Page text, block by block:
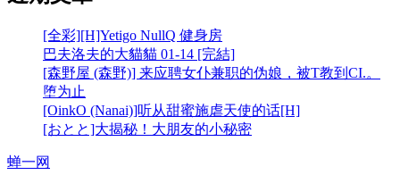
[全彩][H]Yetigo NullQ 健身房
巴夫洛夫的大貓貓 01-14 [完結]
[森野屋 (森野)] 来应聘女仆兼职的伪娘，被T教到CI.。
堕为止
[OinkO (Nanai)]听从甜蜜施虐天使的话[H]
[おとと]大揭秘！大朋友的小秘密
蝉一网